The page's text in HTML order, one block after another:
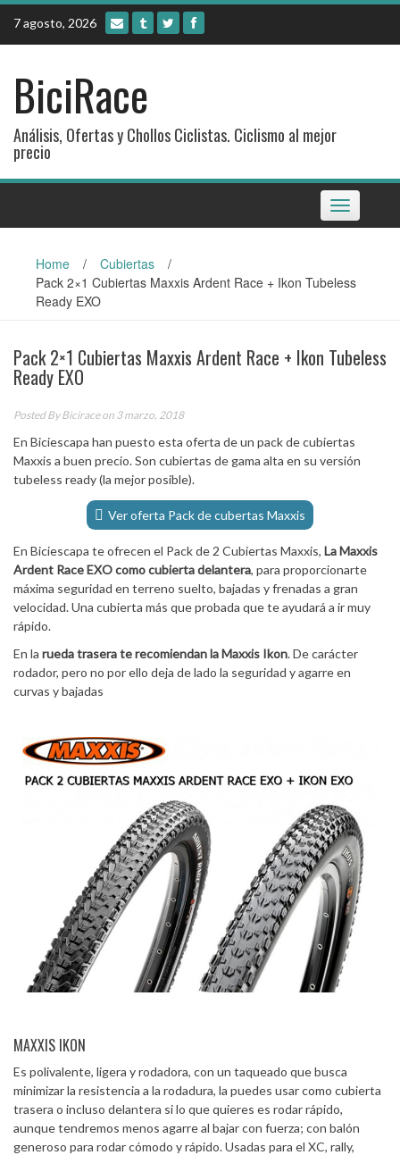
Skip
content
7 agosto, 2026
BiciRace
Análisis, Ofertas y Chollos Ciclistas. Ciclismo al mejor
precio
Toggle
navigation
Home / Cubiertas
/
Pack 2×1 Cubiertas Maxxis Ardent Race + Ikon Tubeless
Ready EXO
Pack 2×1 Cubiertas Maxxis Ardent Race + Ikon Tubeless
Ready EXO
Posted ByBiciraceon 3 marzo, 2018
En Biciescapa han puesto esta oferta de un pack de cubiertas
Maxxis a buen precio. Son cubiertas de gama alta en su versión
tubeless ready (la mejor posible).
Ver oferta Pack de cubertas Maxxis
En Biciescapa te ofrecen el Pack de 2 Cubiertas Maxxis, La Maxxis
Ardent Race EXO como cubierta delantera, para proporcionarte
máxima seguridad en terreno suelto, bajadas y frenadas a gran
velocidad. Una cubierta más que probada que te ayudará a ir muy
rápido.
En la rueda trasera te recomiendan la Maxxis Ikon. De carácter
rodador, pero no por ello deja de lado la seguridad y agarre en
curvas y bajadas
MAXXIS IKON
Es polivalente, ligera y rodadora, con un taqueado que busca
minimizar la resistencia a la rodadura, la puedes usar como cubierta
trasera o incluso delantera si lo que quieres es rodar rápido,
aunque tendremos menos agarre al bajar con fuerza; con balón
generoso para rodar cómodo y rápido. Usadas para el XC, rally,